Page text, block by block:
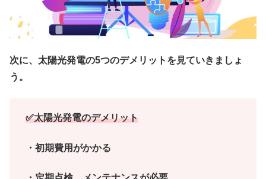
次に、太陽光発電の5つのデメリットを見ていきましょ
う。
✅太陽光発電のデメリット
・初期費用がかかる